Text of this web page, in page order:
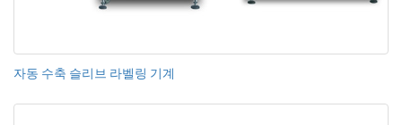
자동 수축 슬리브 라벨링 기계